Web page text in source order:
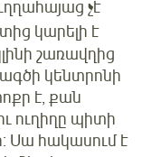
չէ
կարելի է
շառավղից
կենտրոնի
է, քան
ուղիղը պիտի
Սա հակասում է